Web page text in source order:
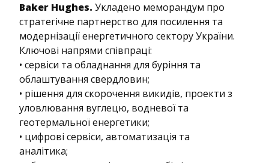
Baker Hughes. Укладено меморандум про
стратегічне партнерство для посилення та
модернізації енергетичного сектору України.
Ключові напрями співпраці:
• сервіси та обладнання для буріння та
облаштування свердловин;
• рішення для скорочення викидів, проекти з
уловлювання вуглецю, водневої та
геотермальної енергетики;
• цифрові сервіси, автоматизація та
аналітика;